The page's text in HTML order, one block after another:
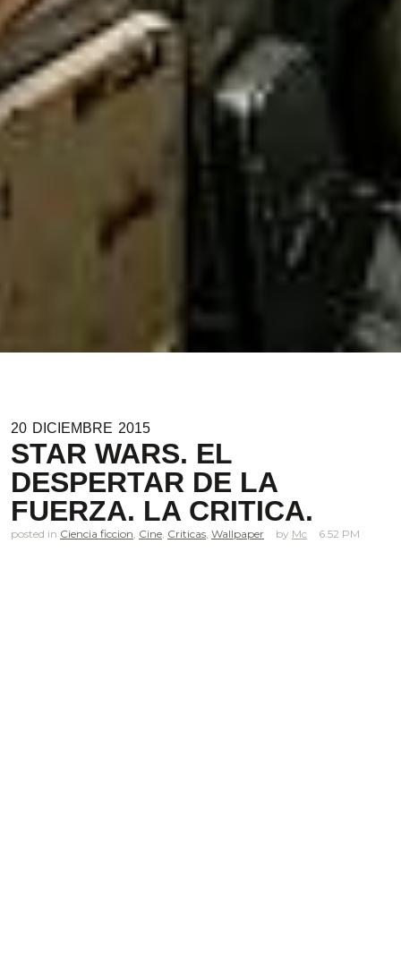
20 DICIEMBRE 2015
STAR WARS. EL
DESPERTAR DE LA
FUERZA. LA CRITICA.
posted in Ciencia ficcion Cine Criticas Wallpaper Mc 6.52 PM